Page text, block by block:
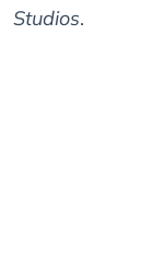
Studios.